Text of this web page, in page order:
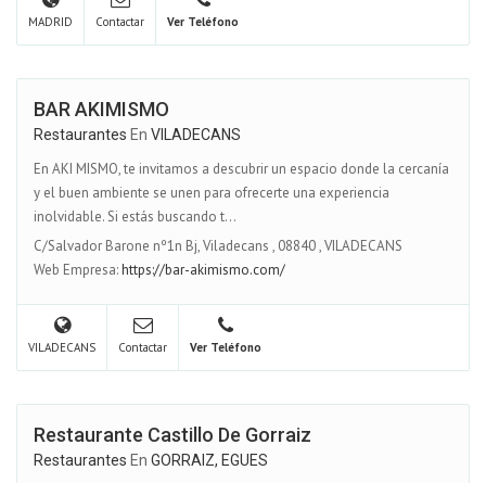
MADRID Contactar Ver Teléfono
BAR AKIMISMO
Restaurantes En VILADECANS
En AKI MISMO, te invitamos a descubrir un espacio donde la cercanía
y el buen ambiente se unen para ofrecerte una experiencia
inolvidable. Si estás buscando t...
C/Salvador Barone nº1n Bj, Viladecans , 08840,VILADECANS
Web Empresa:https://bar-akimismo.com/
VILADECANS Contactar Ver Teléfono
Restaurante Castillo De Gorraiz
Restaurantes En GORRAIZ, EGUES